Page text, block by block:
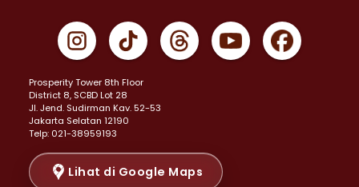
Properti Dijual di Gambir >
Properti Dijual di Johar Baru >
Properti Dijual di Menteng >
Properti Dijual di Senen >
Properti Dijual di Tanah Abang >
Properti Dijual di Cikini >
Properti Dijual di Kramat >
Properti Dijual di Pasar Baru >
Prosperity Tower 8th Floor
District 8, SCBD Lot 28
JI. Jend. Sudirman Kav. 52-53
Jakarta Selatan 12190
Telp: 021-38959193
Lihat di Google Maps